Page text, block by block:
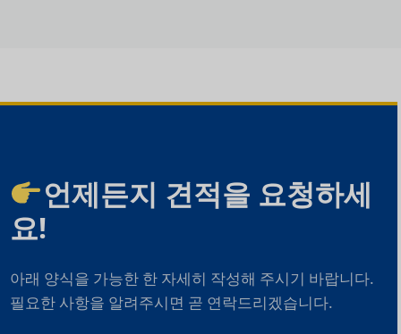
언제든지 견적을 요청하세
요!
아래 양식을 가능한 한 자세히 작성해 주시기 바랍니다.
필요한 사항을 알려주시면 곧 연락드리겠습니다.